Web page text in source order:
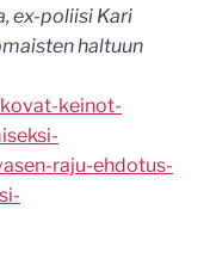
ex-poliisi Kari
haltuun
keinot-
raju-ehdotus-